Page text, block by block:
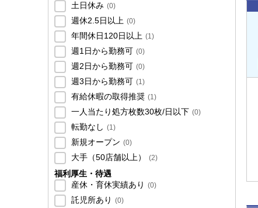
土日休み (0)
週休2.5日以上 (0)
年間休日120日以上 (1)
週1日から勤務可 (0)
週2日から勤務可 (0)
週3日から勤務可 (1)
有給休暇の取得推奨 (1)
一人当たり処方枚数30枚/日以下 (0)
転勤なし (1)
新規オープン (0)
大手（50店舗以上） (2)
福利厚生・待遇
産休・育休実績あり (0)
託児所あり (0)